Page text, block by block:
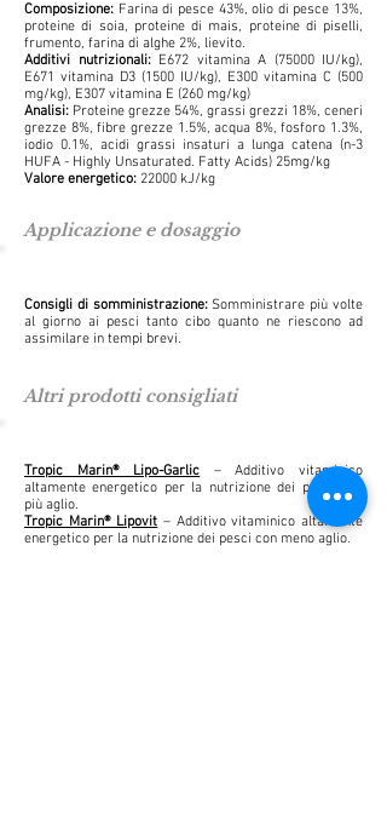
Composizione: Farina di pesce 43%, olio di pesce 13%,
proteine di soia, proteine di mais, proteine di piselli,
frumento, farina di alghe 2%, lievito.
Additivi nutrizionali:E672 vitamina A (75000 IU/kg),
E671 vitamina D3 (1500 IU/kg), E300 vitamina C (500
mg/kg), E307 vitamina E (260 mg/kg)
Analisi: Proteine grezze 54%, grassi grezzi 18%, ceneri
grezze 8%, fibre grezze 1.5%, acqua 8%, fosforo 1.3%,
iodio 0.1%, acidi grassi insaturi a lunga catena (n-3
HUFA - Highly Unsaturated. Fatty Acids) 25mg/kg
Valore energetico: 22000 kJ/kg
Consigli di somministrazione: Somministrare più volte
al giorno ai pesci tanto cibo quanto ne riescono ad
assimilare in tempi brevi.
Tropic Marin® Lipo-Garlic – Additivo vitaminico
altamente energetico per la nutrizione dei pesci con
più aglio.
Tropic Marin® Lipovit – Additivo vitaminico altamente
energetico per la nutrizione dei pesci con meno aglio.
Applicazione e dosaggio
Altri prodotti consigliati